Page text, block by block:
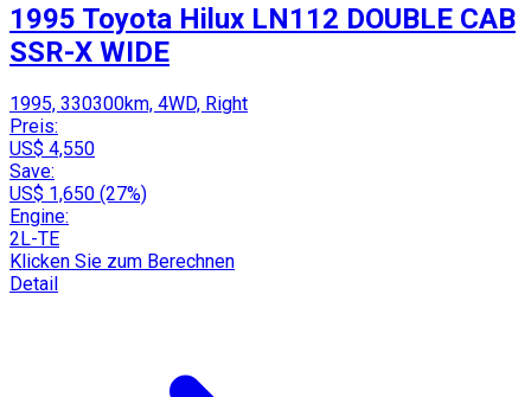
1995 Toyota Hilux LN112 DOUBLE CAB
SSR-X WIDE
1995, 330300km, 4WD, Right
Preis:
US$ 4,550
Save:
US$ 1,650 (27%)
Engine:
2L-TE
Klicken Sie zum Berechnen
Detail